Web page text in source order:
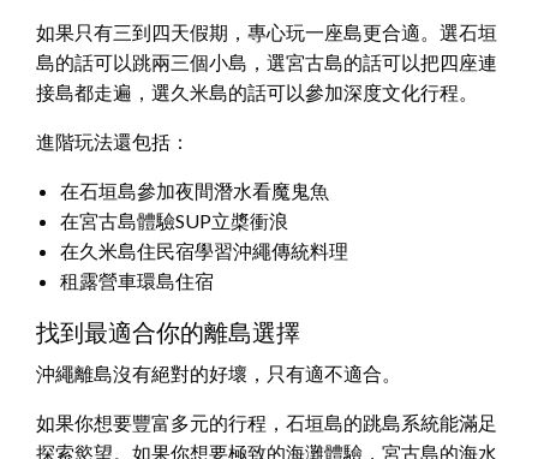
如果只有三到四天假期，專心玩一座島更合適。選石垣
島的話可以跳兩三個小島，選宮古島的話可以把四座連
接島都走遍，選久米島的話可以參加深度文化行程。
進階玩法還包括：
在石垣島參加夜間潛水看魔鬼魚
在宮古島體驗SUP立槳衝浪
在久米島住民宿學習沖繩傳統料理
租露營車環島住宿
找到最適合你的離島選擇
沖繩離島沒有絕對的好壞，只有適不適合。
如果你想要豐富多元的行程，石垣島的跳島系統能滿足
探索慾望。如果你想要極致的海灘體驗，宮古島的海水